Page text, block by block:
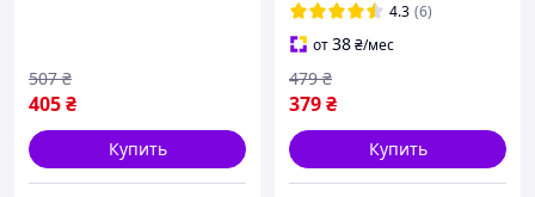
405₴
507 ₴
Купить
4.3 (6)
от38₴/мес
379₴
479 ₴
Купить